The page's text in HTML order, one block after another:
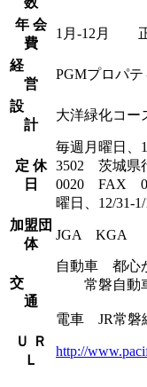
年 会
費
1月-12月 正
経
営
PGMプロパ
設
計
大洋緑化コー
定 休
日
毎週月曜日
3502 茨城県
0020 FAX
曜日、12/
加盟団
体
JGA KGA
交
通
自動車 都心
常磐自動車
電車 JR常磐
Ｕ Ｒ
Ｌ
http://